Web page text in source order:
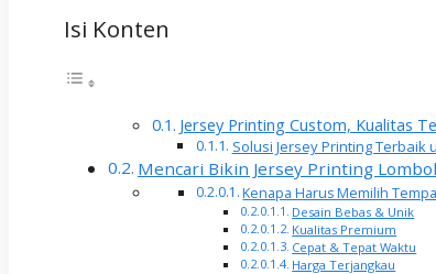
Isi Konten
Jersey Printing Custom, Kualitas
Solusi Jersey Printing
Mencari Bikin Jersey Printing
Kenapa Harus Memilih
Desain Bebas & Unik
Kualitas Premium
Cepat & Tepat Waktu
Harga Terjangkau